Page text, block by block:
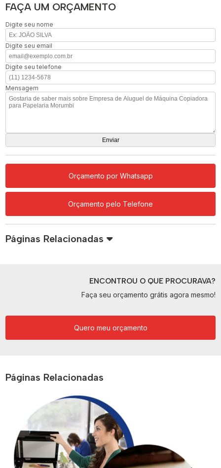
FAÇA UM ORÇAMENTO
Digite seu nome
Digite seu email
Digite seu telefone
Mensagem
Orçamento por Whatsapp
Orçamento pelo Telefone
Páginas Relacionadas
ENCONTROU O QUE PROCURAVA?
Faça seu orçamento grátis agora mesmo!
Quero meu orçamento
Páginas Relacionadas